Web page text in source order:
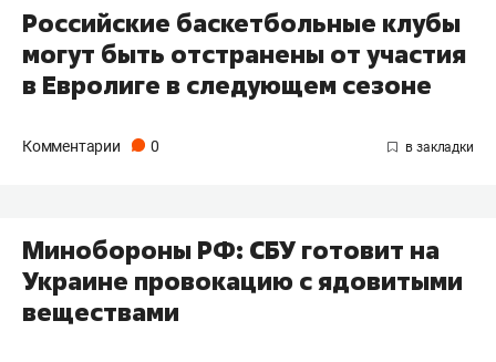
Российские баскетбольные клубы
могут быть отстранены от участия
в Евролиге в следующем сезоне
Комментарии 0
Минобороны РФ: СБУ готовит на
Украине провокацию с ядовитыми
веществами